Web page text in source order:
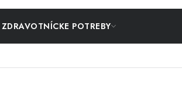
ZDRAVOTNÍCKE POTREBY